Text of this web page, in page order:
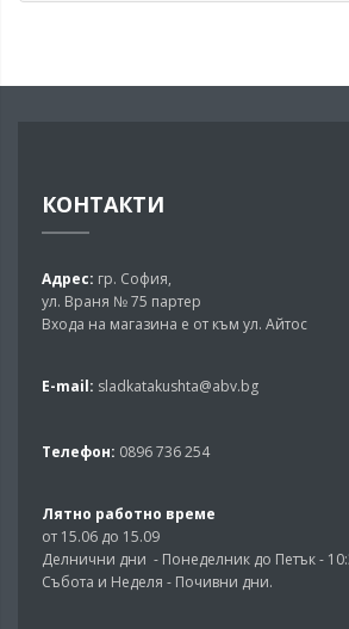
КОНТАКТИ
Адрес: гр. София,
ул. Враня № 75 партер
Входа на магазина е от към ул. Айтос
E-mail: sladkatakushta@abv.bg
Телефон: 0896 736 254
Лятно работно време
от 15.06 до 15.09
Делнични дни - Понеделник до Петък -
Събота и Неделя - Почивни дни.